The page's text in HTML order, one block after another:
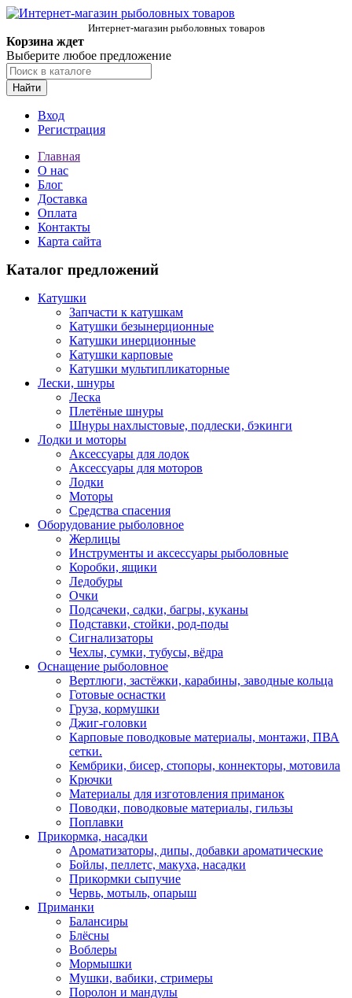
Интернет-магазин рыболовных товаров
Корзина ждет
Выберите любое предложение
Найти
Вход
Регистрация
Главная
О нас
Блог
Доставка
Оплата
Контакты
Карта сайта
Каталог предложений
Катушки
Запчасти к катушкам
Катушки безынерционные
Катушки инерционные
Катушки карповые
Катушки мультипликаторные
Лески, шнуры
Леска
Плетёные шнуры
Шнуры нахлыстовые, подлески, бэкинги
Лодки и моторы
Аксессуары для лодок
Аксессуары для моторов
Лодки
Моторы
Средства спасения
Оборудование рыболовное
Жерлицы
Инструменты и аксессуары рыболовные
Коробки, ящики
Ледобуры
Очки
Подсачеки, садки, багры, куканы
Подставки, стойки, род-поды
Сигнализаторы
Чехлы, сумки, тубусы, вёдра
Оснащение рыболовное
Вертлюги, застёжки, карабины, заводные кольца
Готовые оснастки
Груза, кормушки
Джиг-головки
Карповые поводковые материалы, монтажи, ПВА
сетки.
Кембрики, бисер, стопоры, коннекторы, мотовила
Крючки
Материалы для изготовления приманок
Поводки, поводковые материалы, гильзы
Поплавки
Прикормка, насадки
Ароматизаторы, дипы, добавки ароматические
Бойлы, пеллетс, макуха, насадки
Прикормки сыпучие
Червь, мотыль, опарыш
Приманки
Балансиры
Блёсны
Воблеры
Мормышки
Мушки, вабики, стримеры
Поролон и мандулы